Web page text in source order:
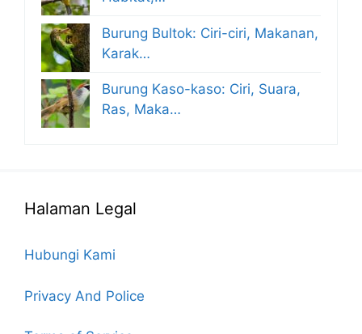
Burung Bultok: Ciri-ciri, Makanan,
Karak…
Burung Kaso-kaso: Ciri, Suara,
Ras, Maka…
Halaman Legal
Hubungi Kami
Privacy And Police